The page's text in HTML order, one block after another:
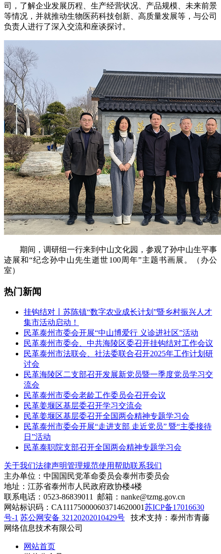
司，了解企业发展历程、生产经营状况、产品规模、未来前景
等情况，并就推动生物医药科技创新、高质量发展等，与公司
负责人进行了深入交流和座谈探讨。
期间，调研组一行来到中山文化园，参观了孙中山生平事
迹展和“纪念孙中山先生逝世100周年”主题书画展。（办公
室）
热门新闻
挂钩结对丨苏陈镇“数字农业成长计划”暨乡村振兴人才
集市活动启动！
民革泰州市委会开展“中山博爱行 义诊进社区”活动
民革泰州市委会、中共海陵区委召开挂钩结对工作会议
民革泰州市法联会、社法委联合召开2025年工作计划研
讨会
民革海陵区二支部召开发展新党员暨一季度党员学习交
流会
民革泰州市委会老龄工作委员会召开会议
民革姜堰区基层委召开学习交流会
民革姜堰区基层委召开全国两会精神专题学习会
民革泰州市委会开展“走进支部 走近党员” 暨“主委接待
日”活动
民革泰职院支部召开全国两会精神专题学习会
关于我们法律声明管理规范使用帮助联系我们
主办单位：中国国民党革命委员会泰州市委员会
地址：江苏省泰州市人民政府政协楼4楼
联系电话：0523-86839011 邮箱：nanke@tzmg.gov.cn
网站标识码：CA111750000603714620001苏ICP备17016630
号-1 苏公网安备 32120202010429号
技术支持：泰州市青藤
网络信息技术有限公司
网站首页